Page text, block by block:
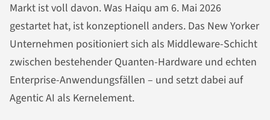
Markt ist voll davon. Was Haiqu am 6. Mai 2026
gestartet hat, ist konzeptionell anders. Das New Yorker
Unternehmen positioniert sich als Middleware-Schicht
zwischen bestehender Quanten-Hardware und echten
Enterprise-Anwendungsfällen – und setzt dabei auf
Agentic AI als Kernelement.